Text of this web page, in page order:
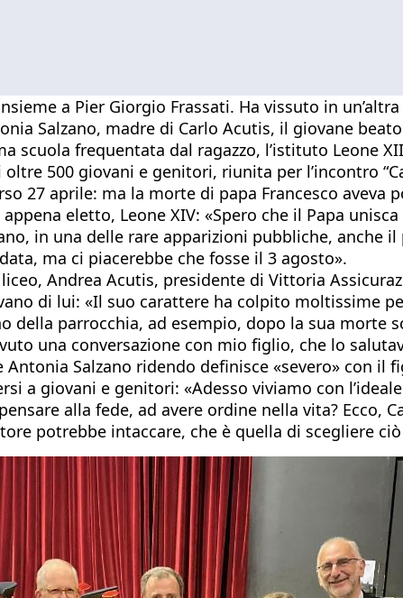
a Pier Giorgio Frassati. Ha vissuto in
Salzano, madre di Carlo Acutis, il giovane
scuola frequentata dal ragazzo, l’istituto Leone
500 giovani e genitori, riunita per l’incontro
27 aprile: ma la morte di papa Francesco aveva
eletto, Leone XIV: «Spero che il Papa
in una delle rare apparizioni pubbliche, anche
ma ci piacerebbe che fosse il 3 agosto».
Andrea Acutis, presidente di Vittoria
di lui: «Il suo carattere ha colpito moltissime
parrocchia, ad esempio, dopo la sua morte
una conversazione con mio figlio, che lo
Salzano ridendo definisce «severo» con il
a giovani e genitori: «Adesso viviamo con
alla fede, ad avere ordine nella vita? Ecco,
potrebbe intaccare, che è quella di scegliere